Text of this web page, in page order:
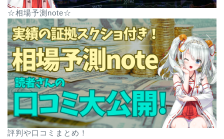
☆相場予測note☆
評判や口コミまとめ！